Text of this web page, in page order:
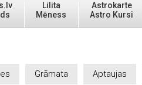
Lilita
Mēness
Astrokarte
Astro Kursi
Grāmata Aptaujas